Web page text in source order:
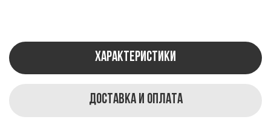
Характеристики
Доставка и оплата